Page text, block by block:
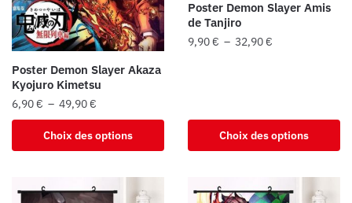
page
du
produit
Poster Demon Slayer Akaza
Kyojuro Kimetsu
6,90€ – 49,90€
de
prix :
6,90 €
49,90 €
Choix des options
produit
plusieurs
Poster Demon Slayer Amis
de Tanjiro
9,90€ – 32,90€
Choix des options
plusieurs
variations.